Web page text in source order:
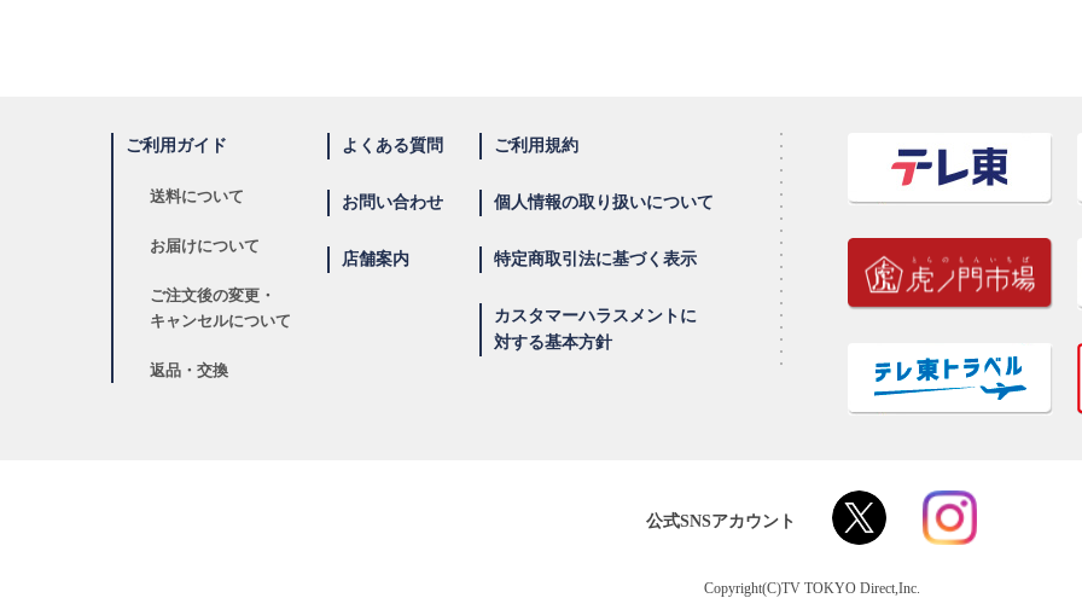
ご利用ガイド
送料について
お届けについて
ご注文後の変更・
キャンセルについて
返品・交換
よくある質問
お問い合わせ
店舗案内
ご利用規約
個人情報の取り扱いについて
特定商取引法に基づく表示
カスタマーハラスメントに
対する基本方針
公式SNSアカウント
Copyright(C)TV TOKYO Direct,Inc.